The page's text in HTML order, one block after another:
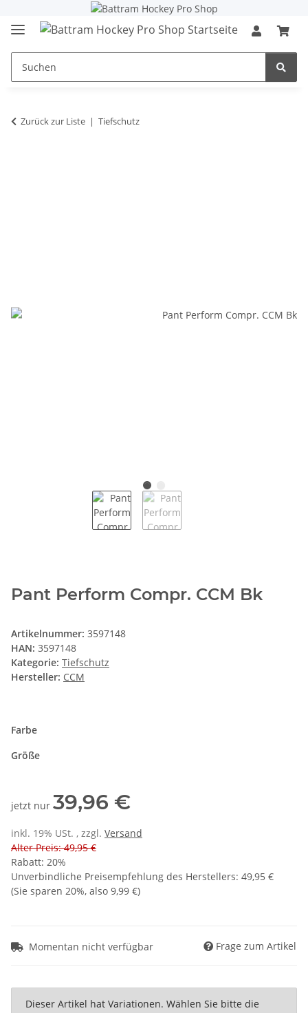
Zurück zur Liste Tiefschutz
Pant Perform Compr. CCM Bk
Artikelnummer: 3597148
HAN: 3597148
Kategorie: Tiefschutz
Hersteller: CCM
Farbe
Größe
jetzt nur 39,96 €
inkl. 19% USt. , zzgl. Versand
Alter Preis: 49,95 €
Rabatt: 20%
Unverbindliche Preisempfehlung des Herstellers: 49,95 €
(Sie sparen 20%, also 9,99 €)
Momentan nicht verfügbar Frage zum Artikel
x
Dieser Artikel hat Variationen. Wählen Sie bitte die